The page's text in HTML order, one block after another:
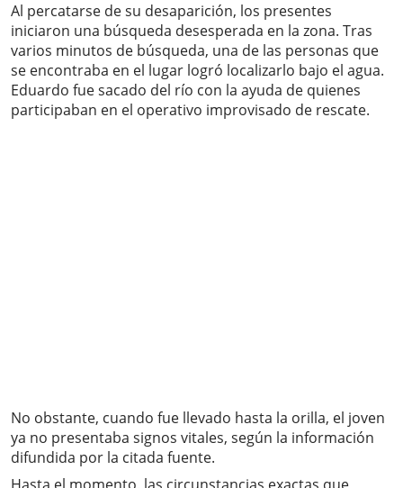
Al percatarse de su desaparición, los presentes
iniciaron una búsqueda desesperada en la zona. Tras
varios minutos de búsqueda, una de las personas que
se encontraba en el lugar logró localizarlo bajo el agua.
Eduardo fue sacado del río con la ayuda de quienes
participaban en el operativo improvisado de rescate.
No obstante, cuando fue llevado hasta la orilla, el joven
ya no presentaba signos vitales, según la información
difundida por la citada fuente.